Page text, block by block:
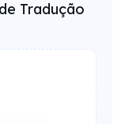
Tradução